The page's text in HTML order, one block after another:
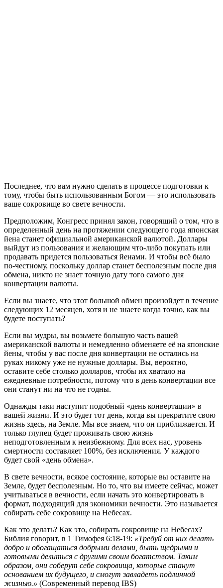
Последнее, что вам нужно сделать в процессе подготовки к
тому, чтобы быть использованным Богом — это использовать
ваше сокровище во свете вечности.
Предположим, Конгресс принял закон, говорящий о том, что в
определенный день на протяжении следующего года японская
йена станет официальной американской валютой. Доллары
выйдут из пользования и желающим что-либо покупать или
продавать придется пользоваться йенами. И чтобы всё было
по-честному, поскольку доллар станет бесполезным после дня
обмена, никто не знает точную дату того самого дня
конвертации валюты.
Если вы знаете, что этот большой обмен произойдет в течение
следующих 12 месяцев, хотя и не знаете когда точно, как вы
будете поступать?
Если вы мудры, вы возьмете большую часть вашей
американской валюты и немедленно обменяете её на японские
йены, чтобы у вас после дня конвертации не остались на
руках никому уже не нужные доллары. Вы, вероятно,
оставите себе столько долларов, чтобы их хватало на
ежедневные потребности, потому что в день конвертации все
они станут ни на что не годны.
Однажды таки наступит подобный «день конвертации» в
вашей жизни. И это будет тот день, когда вы прекратите свою
жизнь здесь, на Земле. Мы все знаем, что он приближается. И
только глупец будет проживать свою жизнь
неподготовленным к неизбежному. Для всех нас, уровень
смертности составляет 100%, без исключения. У каждого
будет свой «день обмена».
В свете вечности, всякое состояние, которые вы оставите на
Земле, будет бесполезным. Но то, что вы имеете сейчас, может
учитываться в вечности, если начать это конвертировать в
формат, подходящий для экономики вечности. Это называется
собирать себе сокровище на Небесах.
Как это делать? Как это, собирать сокровище на Небесах?
Библия говорит, в 1 Тимофея 6:18-19: «Требуй от них делать
добро и обогащаться добрыми делами, быть щедрыми и
готовыми делиться с другими своим богатством. Таким
образом, они соберут себе сокровища, которые станут
основанием их будущего, и смогут завладеть подлинной
жизнью.» (Современный перевод IBS)